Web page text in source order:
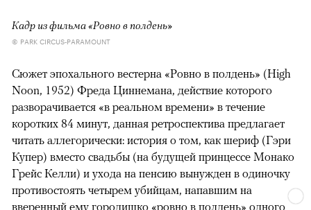
Кадр из фильма «Ровно в полдень»
© PARK CIRCUS-PARAMOUNT
Сюжет эпохального вестерна «Ровно в полдень» (High
Noon, 1952) Фреда Циннемана, действие которого
разворачивается «в реальном времени» в течение
коротких 84 минут, данная ретроспектива предлагает
читать аллегорически: история о том, как шериф (Гэри
Купер) вместо свадьбы (на будущей принцессе Монако
Грейс Келли) и ухода на пенсию вынужден в одиночку
противостоять четырем убийцам, напавшим на
вверенный ему городишко «ровно в полдень» одного